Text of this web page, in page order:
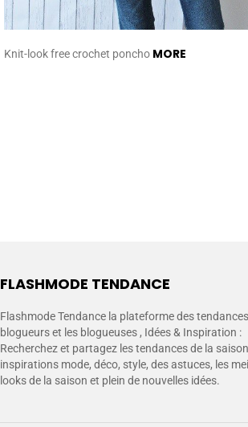
Knit-look free crochet poncho MORE
FLASHMODE TENDANCE
Flashmode Tendance la plateforme des
blogueurs et les blogueuses , Idées & Inspiration :
Recherchez et partagez les tendances de la
inspirations mode, déco, style, des astuces, les
looks de la saison et plein de nouvelles idées.